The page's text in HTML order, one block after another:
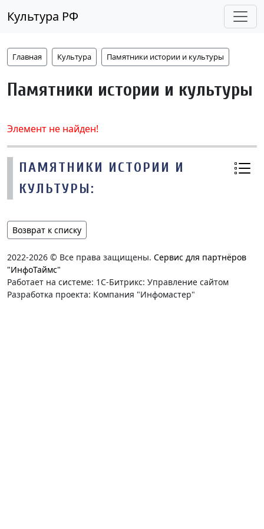
Культура РФ
Главная Культура Памятники истории и культуры
Памятники истории и культуры
Элемент не найден!
ПАМЯТНИКИ ИСТОРИИ И
КУЛЬТУРЫ:
Возврат к списку
2022-2026 © Все права защищены. Сервис для партнёров
"ИнфоТаймс"
Работает на системе: 1С-Битрикс: Управление сайтом
Разработка проекта: Компания "Инфомастер"